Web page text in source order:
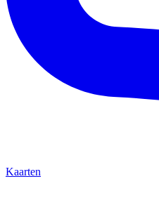
Kaarten